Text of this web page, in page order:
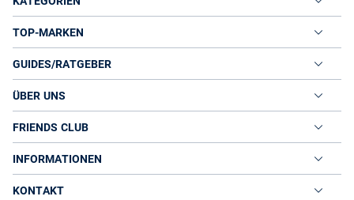
TOP-MARKEN
GUIDES/RATGEBER
ÜBER UNS
FRIENDS CLUB
INFORMATIONEN
KONTAKT